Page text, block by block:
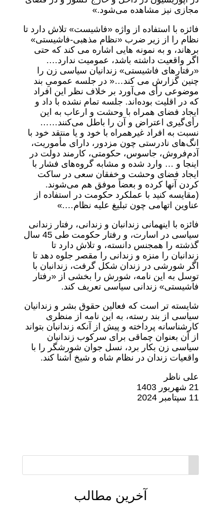
مجازی نیز مشاهده می‌شود.»
فائزه با استفاده از واژه «فاشیست» تلاش دارد تا
نظام را از زیر ضرب «نظام مذهبی-فاشیستی»
برهاند، و به نمونه هایی اشاره می کند که حتی
اگر واقعیت داشته باشد، عمومیت ندارد….
«رفتارهای فاشیستی» زندانیان سیاسی زن را
چنین گزارش می کند…« در جلسه عمومیِ بند
موضوعی رأی می‌آورد بر خلاف نظر این افراد
که در اقلیت بوده‌اند. جلسه تمام نشده با داد و
ایجاد فضای همراه با وحشت و ارعاب به این
رأی‌گیری اعتراض و آن را باطل می‌کنند……
نسبت به افراد غیرهمراه با خود و یا منتقد خود با
انگ‌های نادرستی چون مزدور، دارای مأموریت،
آدم‌فروش، جاسوس، حکومتی، کارمند دولت در
اینجا و … وارد شده و مشابه گروه‌های فشار با
ایجاد فضای وحشت و خفقان سعی در ساکت
کردن آنها کرده و بعضاً موفق هم می‌شوند.
(مقایسه کنید با عملکرد حکومت در استفاده از
عناوین اتهامی چون تبلیغ علیه نظام….»
فائزه با اینهمانی زندانبان و زندانی، رفتار زندانی
سیاسی در اسارت، و رفتار حکومت طی 45 سال
گذشته را همجنس دانسته، و تلاش دارد تا
زندانبان را منزه و زندانی را مقصر جلوه دهد تا
اگر شورشی در زندان شکل گرفت، زندانبان با
توسل به این نامه، شورش را بخشی از «رفتار
فاشیستی» زندانی سیاسی تعریف کند.
شایسته تر است که فعالین حقوق بشر و زندانیان
سیاسی از بند رسته، به این نامه از منظری
کارشناسانه پرداخته و پیش از آنکه زندانبان بتواند
از آن بعنوان چماقی برای سرکوب زندانیان
سیاسی زن بکار برد، نسل جوان شورشگر را با
واقعیات زندان در نظام شاه و شیخ آشنا کند.
علی ناظر
21 شهریور 1403
11 سپتامبر 2024
آخرین مطالب